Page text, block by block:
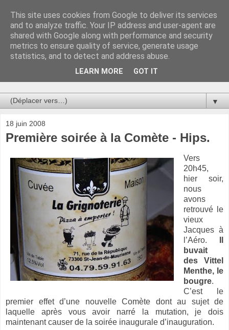
Au bistro !
La connerie étant le seul chemin susceptible de nous faire
entrevoir une parcelle de vérité, utilisons la par des moyens
de communication efficaces. Le temps qu'on remplisse nos
▼
18 juin 2008
Première soirée à la Comète - Hips.
Vers
20h45,
hier soir,
nous
avons
retrouvé le
vieux
Jacques à
l’Aéro.
buvait
des Vittel
Menthe, le
bougre.
C’est le
premier effet d’une nouvelle Comète dont au sujet de
laquelle après vous avoir narré la mutation, je dois
maintenant causer de la soirée inaugurale d’inauguration.
This site uses cookies from Google to deliver its services
and to analyze traffic. Your IP address and user-agent are
shared with Google along with performance and security
metrics to ensure quality of service, generate usage
statistics, and to detect and address abuse.
LEARN MORE GOT IT